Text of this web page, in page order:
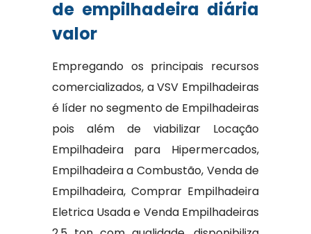
de empilhadeira diária
valor
Empregando os principais recursos
comercializados, a VSV Empilhadeiras
é líder no segmento de Empilhadeiras
pois além de viabilizar Locação
Empilhadeira para Hipermercados,
Empilhadeira a Combustão, Venda de
Empilhadeira, Comprar Empilhadeira
Eletrica Usada e Venda Empilhadeiras